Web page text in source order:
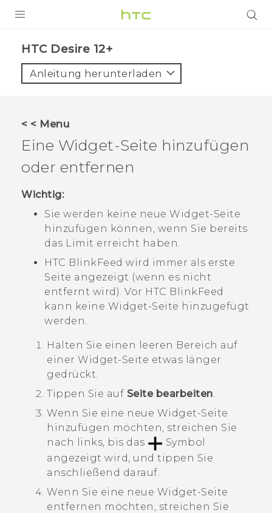
VIVE
VIVERSE
UNTERSTÜTZUNG
HTC-Geräte und Zubehör
Anmelden
HTC Desire 12+‎
Anleitung herunterladen
< < Menu
Eine Widget-Seite hinzufügen
oder entfernen
Wichtig:
Sie werden keine neue Widget-Seite
hinzufügen können, wenn Sie bereits
das Limit erreicht haben.
HTC BlinkFeed wird immer als erste
Seite angezeigt (wenn es nicht
entfernt wird). Vor HTC BlinkFeed
kann keine Widget-Seite hinzugefügt
werden.
Halten Sie einen leeren Bereich auf
einer Widget-Seite etwas länger
gedrückt.
Tippen Sie auf Seite bearbeiten.
Wenn Sie eine neue Widget-Seite
hinzufügen möchten, streichen Sie
nach links, bis das
Symbol
angezeigt wird, und tippen Sie
anschließend darauf.
Wenn Sie eine neue Widget-Seite
entfernen möchten, streichen Sie